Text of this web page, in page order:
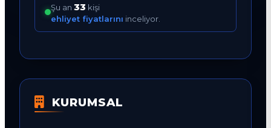
Şu an 33 kişi
ehliyet fiyatlarını inceliyor.
KURUMSAL